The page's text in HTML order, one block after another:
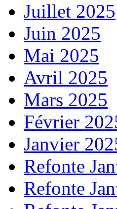
Juillet 2025
Juin 2025
Mai 2025
Avril 2025
Mars 2025
Février
Janvier
Refonte
Refonte